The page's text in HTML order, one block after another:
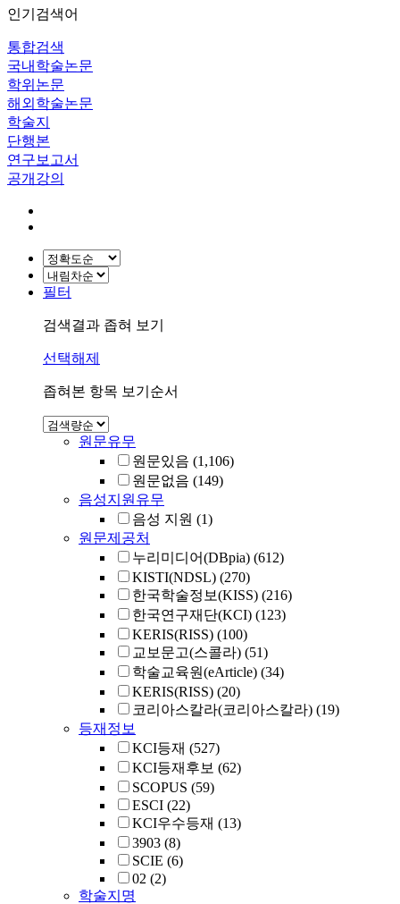
인기검색어
통합검색
국내학술논문
학위논문
해외학술논문
학술지
단행본
연구보고서
공개강의
필터
검색결과 좁혀 보기
선택해제
좁혀본 항목 보기순서
원문유무
원문있음 (1,106)
원문없음 (149)
음성지원유무
음성 지원 (1)
원문제공처
누리미디어(DBpia) (612)
KISTI(NDSL) (270)
한국학술정보(KISS) (216)
한국연구재단(KCI) (123)
KERIS(RISS) (100)
교보문고(스콜라) (51)
학술교육원(eArticle) (34)
KERIS(RISS) (20)
코리아스칼라(코리아스칼라) (19)
등재정보
KCI등재 (527)
KCI등재후보 (62)
SCOPUS (59)
ESCI (22)
KCI우수등재 (13)
3903 (8)
SCIE (6)
02 (2)
학술지명